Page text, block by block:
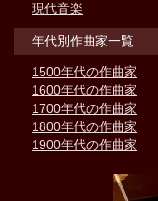
現代音楽
年代別作曲家一覧
1500年代の作曲家
1600年代の作曲家
1700年代の作曲家
1800年代の作曲家
1900年代の作曲家